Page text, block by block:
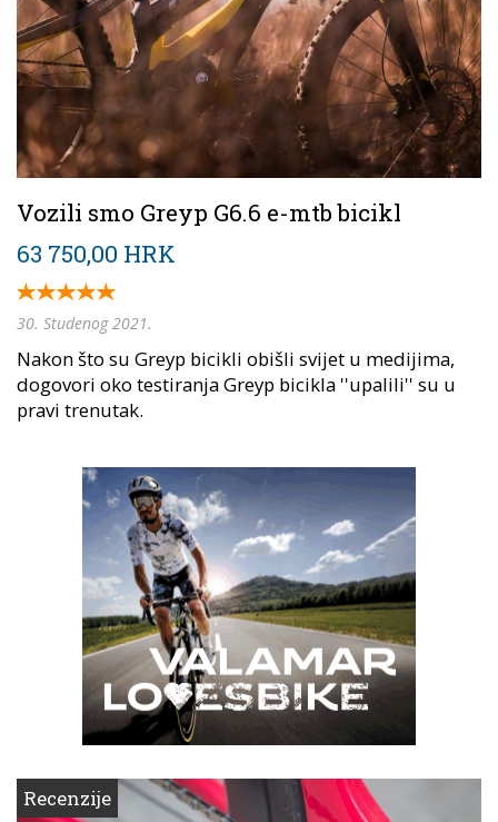
Vozili smo Greyp G6.6 e-mtb bicikl
63 750,00 HRK
30. Studenog 2021.
Nakon što su Greyp bicikli obišli svijet u medijima,
dogovori oko testiranja Greyp bicikla ''upalili'' su u
pravi trenutak.
Recenzije